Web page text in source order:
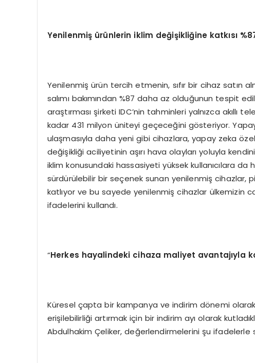
Yenilenmiş ürünlerin iklim değişikliğine katkısı
Yenilenmiş ürün tercih etmenin, sıfır bir cihaz satın
salımı bakımından %87 daha az olduğunun tespit
araştırması şirketi IDC’nin tahminleri yalnızca akıllı
kadar 431 milyon üniteyi geçeceğini gösteriyor.
ulaşmasıyla daha yeni gibi cihazlara, yapay zeka
değişikliği aciliyetinin aşırı hava olayları yoluyla
iklim konusundaki hassasiyeti yüksek kullanıcılara
sürdürülebilir bir seçenek sunan yenilenmiş cihazlar,
katlıyor ve bu sayede yenilenmiş cihazlar ülkemizin
ifadelerini kullandı.
“Herkes hayalindeki cihaza maliyet avantajıyla
Küresel çapta bir kampanya ve indirim dönemi
erişilebilirliği artırmak için bir indirim ayı olarak
Abdulhakim Çeliker, değerlendirmelerini şu ifadelerle